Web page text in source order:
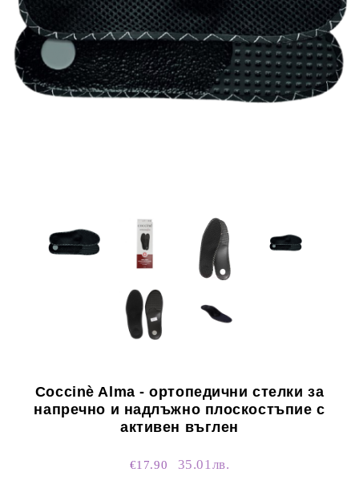
обувки
Coccinè Alma - ортопедични стелки за
напречно и надлъжно плоскостъпие с
активен въглен
€17.90 35.01лв.